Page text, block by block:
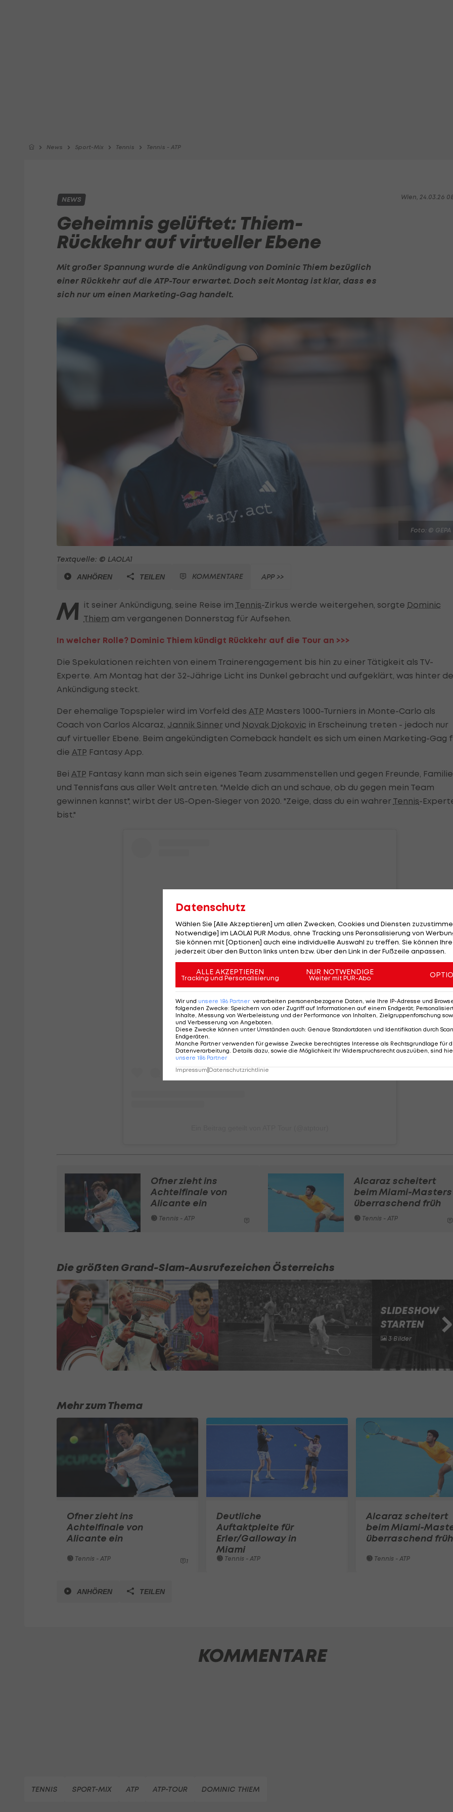
News Sport-Mix Tennis Tennis - ATP
Wien, 24.03.26
NEWS
Geheimnis gelüftet: Thiem-
Rückkehr auf virtueller Ebene
Mit großer Spannung wurde die Ankündigung von Dominic Thiem bezüglich
einer Rückkehr auf die ATP-Tour erwartet. Doch seit Montag ist klar, dass es
sich nur um einen Marketing-Gag handelt.
Foto: © GEPA
Textquelle: © LAOLA1
ANHÖREN TEILEN KOMMENTARE APP >>
M it seiner Ankündigung, seine Reise im Tennis-Zirkus werde weitergehen, sorgte Dominic
Thiem am vergangenen Donnerstag für Aufsehen.
In welcher Rolle? Dominic Thiem kündigt Rückkehr auf die Tour an >>>
Die Spekulationen reichten von einem Trainerengagement bis hin zu einer Tätigkeit als TV-
Experte. Am Montag hat der 32-Jährige Licht ins Dunkel gebracht und aufgeklärt, was hinter
Ankündigung steckt.
Der ehemalige Topspieler wird im Vorfeld des ATP Masters 1000-Turniers in Monte-Carlo als
Coach von Carlos Alcaraz, Jannik Sinner und Novak Djokovic in Erscheinung treten - jedoch nur
auf virtueller Ebene. Beim angekündigten Comeback handelt es sich um einen Marketing-Gag
die ATP Fantasy App.
Bei ATP Fantasy kann man sich sein eigenes Team zusammenstellen und gegen Freunde, Familie
und Tennisfans aus aller Welt antreten. "Melde dich an und schaue, ob du gegen mein Team
gewinnen kannst", wirbt der US-Open-Sieger von 2020. "Zeige, dass du ein wahrer Tennis-
bist."
Ofner zieht ins
Achtelfinale von
Alicante ein
Tennis - ATP
Alcaraz scheitert
beim Miami-Masters
überraschend früh
Tennis - ATP
Die größten Grand-Slam-Ausrufezeichen Österreichs
SLIDESHOW
STARTEN
3 Bilder
Mehr zum Thema
Ofner zieht ins
Achtelfinale von
Alicante ein
Tennis - ATP 1
Deutliche
Auftaktpleite für
Erler/Galloway in
Miami
Tennis - ATP
Alcaraz scheitert
beim Miami-
überraschend früh
Tennis - ATP
ANHÖREN TEILEN
KOMMENTARE
TENNIS SPORT-MIX ATP ATP-TOUR DOMINIC THIEM
Datenschutz
Wählen Sie [Alle Akzeptieren] um allen Zwecken, Cookies und Diensten
Notwendige] im LAOLA1 PUR Modus, ohne Tracking uns Peronsalisierung von
Sie können mit [Optionen] auch eine individuelle Auswahl zu treffen. Sie können
jederzeit über den Button links unten bzw. über den Link in der Fußzeile anpassen.
ALLE AKZEPTIEREN
Tracking und Personalisierung
NUR NOTWENDIGE
Weiter mit PUR-Abo
Wir und unsere 186 Partner verarbeiten personenbezogene Daten, wie Ihre IP-Adresse und
folgenden Zwecke: Speichern von oder Zugriff auf Informationen auf einem Endgerät;
Inhalte, Messung von Werbeleistung und der Performance von Inhalten, Zielgruppenforschung
und Verbesserung von Angeboten.
Diese Zwecke können unter Umständen auch: Genaue Standortdaten und Identifikation durch
Endgeräten.
Manche Partner verwenden für gewisse Zwecke berechtigtes Interesse als Rechtsgrundlage für
Datenverarbeitung. Details dazu, sowie die Möglichkeit Ihr Widerspruchsrecht auszuüben, sind
unsere 186 Partner
Impressum Datenschutzrichtlinie